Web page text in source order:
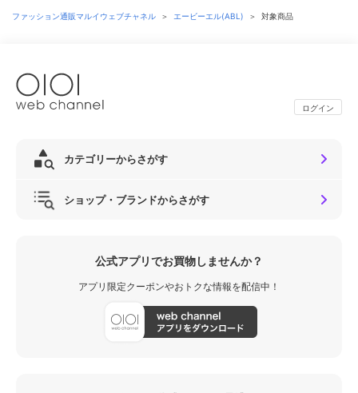
ファッション通販マルイウェブチャネル ＞ エービーエル(ABL) ＞ 対象商品
ログイン
カテゴリーからさがす
ショップ・ブランドからさがす
公式アプリでお買物しませんか？
アプリ限定クーポンやおトクな情報を配信中！